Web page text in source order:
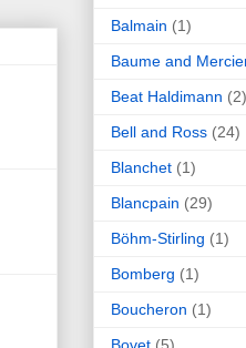
Balmain (1)
Baume and
Beat Haldimann (2)
Bell and Ross (24)
Blanchet (1)
Blancpain (29)
Böhm-Stirling (1)
Bomberg (1)
Boucheron (1)